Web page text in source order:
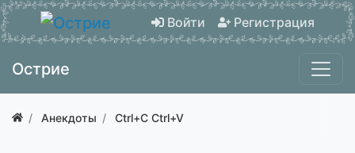
Войти Регистрация
Острие
Анекдоты Ctrl+C Ctrl+V